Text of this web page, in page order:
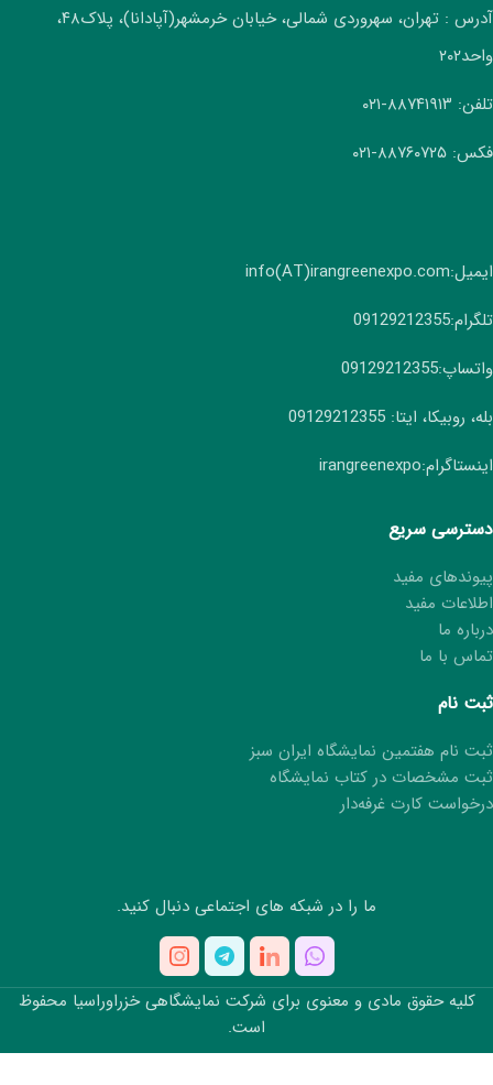
آدرس : تهران، سهروردی شمالی، خیابان خرمشهر(آپادانا)، پلاک۴۸،
واحد۲۰۲
تلفن: ۸۸۷۴۱۹۱۳-۰۲۱
فکس: ۸۸۷۶۰۷۲۵-۰۲۱
ایمیل:info(AT)irangreenexpo.com
تلگرام:09129212355
واتساپ:09129212355
بله، روبیکا، ایتا: 09129212355
اینستاگرام:irangreenexpo
دسترسی سریع
پیوندهای مفید
اطلاعات مفید
درباره ما
تماس با ما
ثبت نام
ثبت نام هفتمین نمایشگاه ایران سبز
ثبت مشخصات در کتاب نمایشگاه
درخواست کارت غرفه‌دار
ما را در شبکه های اجتماعی دنبال کنید.
کلیه حقوق مادی و معنوی برای شرکت نمایشگاهی خزراوراسیا محفوظ
است.